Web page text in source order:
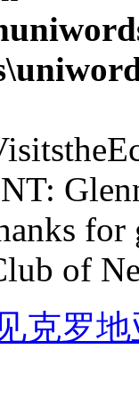
for
of
克罗